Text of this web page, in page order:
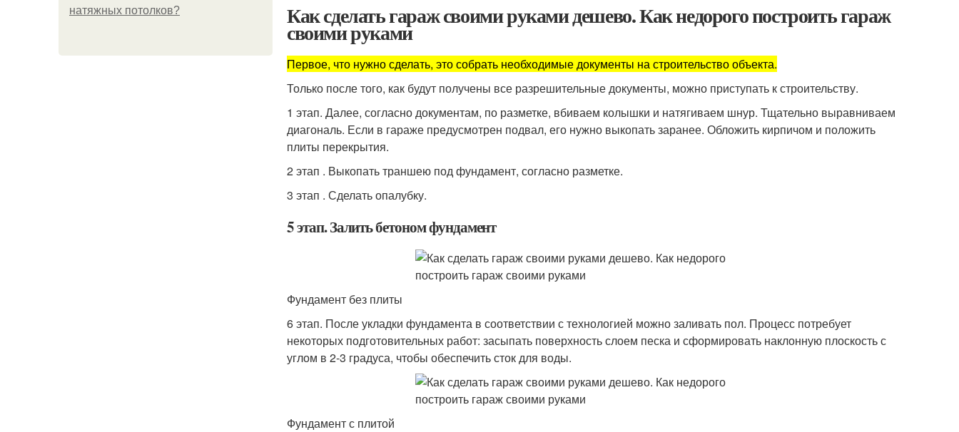
натяжных потолков?
Как сделать гараж своими руками дешево. Как недорого построить гараж
своими руками
Первое, что нужно сделать, это собрать необходимые документы на строительство объекта.
Только после того, как будут получены все разрешительные документы, можно приступать к строительству.
1 этап. Далее, согласно документам, по разметке, вбиваем колышки и натягиваем шнур. Тщательно выравниваем
диагональ. Если в гараже предусмотрен подвал, его нужно выкопать заранее. Обложить кирпичом и положить
плиты перекрытия.
2 этап . Выкопать траншею под фундамент, согласно разметке.
3 этап . Сделать опалубку.
5 этап. Залить бетоном фундамент
Фундамент без плиты
6 этап. После укладки фундамента в соответствии с технологией можно заливать пол. Процесс потребует
некоторых подготовительных работ: засыпать поверхность слоем песка и сформировать наклонную плоскость с
углом в 2-3 градуса, чтобы обеспечить сток для воды.
Фундамент с плитой